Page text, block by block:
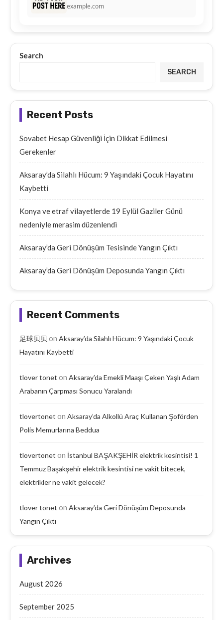
example.com
Search
SEARCH
Recent Posts
Sovabet Hesap Güvenliği İçin Dikkat Edilmesi
Gerekenler
Aksaray’da Silahlı Hücum: 9 Yaşındaki Çocuk Hayatını
Kaybetti
Konya ve etraf vilayetlerde 19 Eylül Gaziler Günü
nedeniyle merasim düzenlendi
Aksaray’da Geri Dönüşüm Tesisinde Yangın Çıktı
Aksaray’da Geri Dönüşüm Deposunda Yangın Çıktı
Recent Comments
足球贝贝 on Aksaray’da Silahlı Hücum: 9 Yaşındaki Çocuk
Hayatını Kaybetti
tlover tonet on Aksaray’da Emekli Maaşı Çeken Yaşlı Adam
Arabanın Çarpması Sonucu Yaralandı
tlovertonet on Aksaray’da Alkollü Araç Kullanan Şoförden
Polis Memurlarına Beddua
tlovertonet on İstanbul BAŞAKŞEHİR elektrik kesintisi! 1
Temmuz Başakşehir elektrik kesintisi ne vakit bitecek,
elektrikler ne vakit gelecek?
tlover tonet on Aksaray’da Geri Dönüşüm Deposunda
Yangın Çıktı
Archives
August 2026
September 2025